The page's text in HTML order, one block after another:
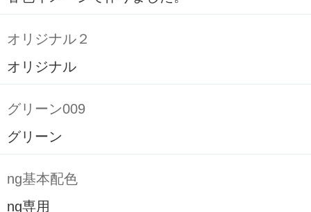
オリジナル２
オリジナル
グリーン009
グリーン
ng基本配色
ng専用